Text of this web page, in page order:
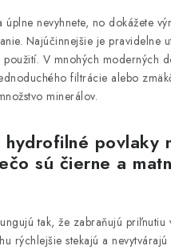
úplne nevyhnete, no dokážete
Najúčinnejšie je pravidelne
V mnohých moderných
filtrácie alebo
minerálov.
povlaky
sú čierne a
tak, že zabraňujú priľnutiu
rýchlejšie stekajú a nevytvárajú